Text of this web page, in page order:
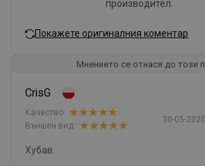
производител.
Покажете оригиналния коментар
Мнението се отнася до този
CrisG
30-05-2020
Качество:
Външен вид:
Хубав.